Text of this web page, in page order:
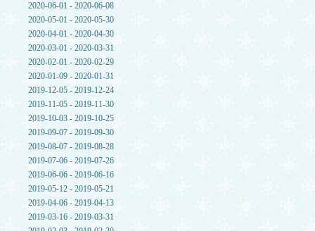
2020-06-01 - 2020-06-08
2020-05-01 - 2020-05-30
2020-04-01 - 2020-04-30
2020-03-01 - 2020-03-31
2020-02-01 - 2020-02-29
2020-01-09 - 2020-01-31
2019-12-05 - 2019-12-24
2019-11-05 - 2019-11-30
2019-10-03 - 2019-10-25
2019-09-07 - 2019-09-30
2019-08-07 - 2019-08-28
2019-07-06 - 2019-07-26
2019-06-06 - 2019-06-16
2019-05-12 - 2019-05-21
2019-04-06 - 2019-04-13
2019-03-16 - 2019-03-31